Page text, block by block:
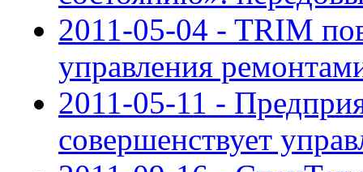
2011-05-04 - TRIM
управления
2011-05-11 -
совершенствует